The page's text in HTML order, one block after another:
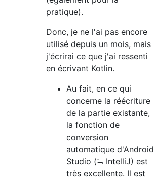
pratique).
Donc, je ne l'ai pas encore
utilisé depuis un mois, mais
j'écrirai ce que j'ai ressenti
en écrivant Kotlin.
Au fait, en ce qui
concerne la réécriture
de la partie existante,
la fonction de
conversion
automatique d'Android
Studio (≒ IntelliJ) est
très excellente. Il est